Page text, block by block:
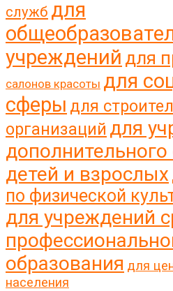
служб для
учреждений для
салонов красоты для
сферы для
организаций для
детей и взрослых
по физической
для учреждений
образования для
населения